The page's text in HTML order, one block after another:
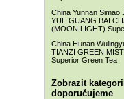
China Yunnan Simao
YUE GUANG BAI
(MOON LIGHT)
China Hunan
TIANZI GREEN MIST
Superior Green Tea
Zobrazit
doporučujeme